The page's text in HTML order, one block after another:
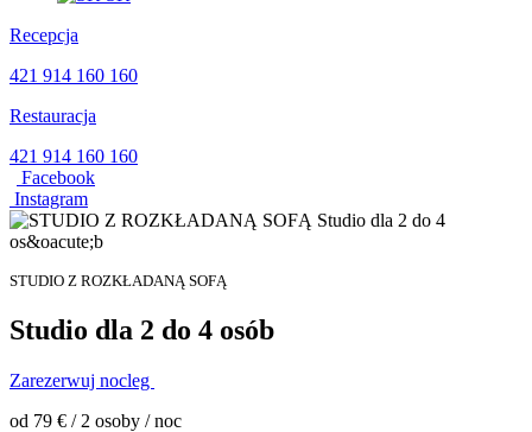
Recepcja
421 914 160 160
Restauracja
421 914 160 160
Facebook
Instagram
STUDIO Z ROZKŁADANĄ SOFĄ
Studio dla 2 do 4 osób
Zarezerwuj nocleg
od 79 € / 2 osoby / noc